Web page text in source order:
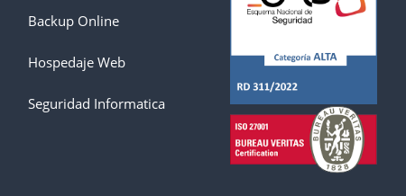
Backup Online
Hospedaje Web
Seguridad Informatica